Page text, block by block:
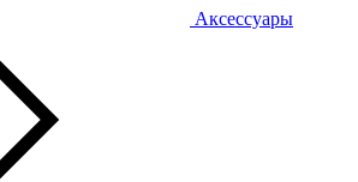
Аксессуары